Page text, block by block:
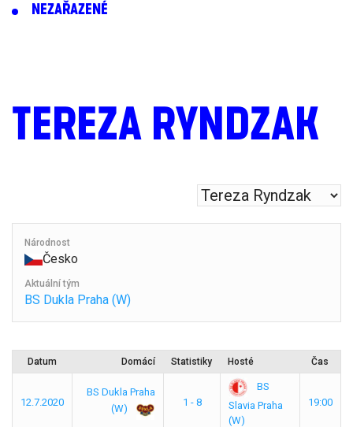
NEZAŘAZENÉ
TEREZA RYNDZAK
Národnost
Česko
Aktuální tým
BS Dukla Praha (W)
Datum Domácí Statistiky Hosté Čas
12.7.2020
BS Dukla Praha
(W)
1 - 8
BS
Slavia Praha
(W)
19:00